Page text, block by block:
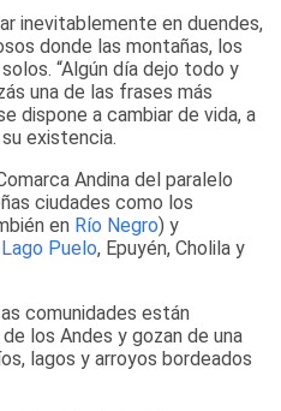
inevitablemente en duendes,
donde las montañas, los
“Algún día dejo todo y
una de las frases más
dispone a cambiar de vida, a
existencia.
Andina del paralelo
ciudades como los
en Río Negro) y
Lago Puelo, Epuyén, Cholila y
comunidades están
los Andes y gozan de una
lagos y arroyos bordeados